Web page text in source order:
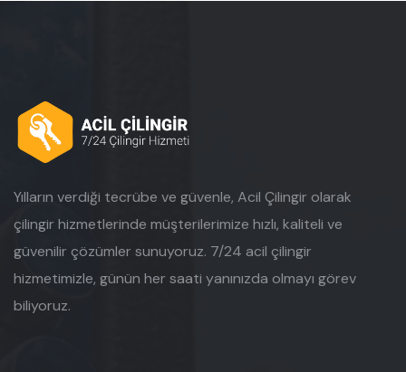
Yılların verdiği tecrübe ve güvenle, Acil Çilingir olarak
çilingir hizmetlerinde müşterilerimize hızlı, kaliteli ve
güvenilir çözümler sunuyoruz. 7/24 acil çilingir
hizmetimizle, günün her saati yanınızda olmayı görev
biliyoruz.